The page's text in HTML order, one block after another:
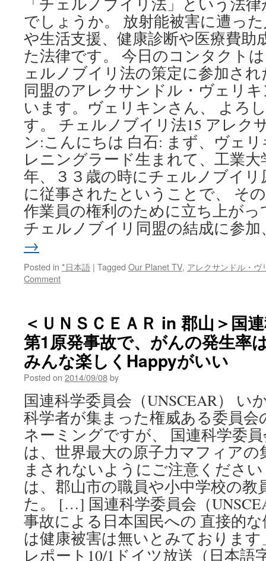
でしょうか。 放射能被害に遭っ
や生活支援、健康診断や医療費助
た法律です。 今日のコンタクト
ェルノブイリ法の策定に参加さ
同盟のアレクサンドル・ヴェリ
います。ヴェリキンさん、 よろ
す。 チェルノブイリ法15 アレク
ン:こんにちは 白石: まず、ヴェ
レニングラード生まれて、工業大
年、３３歳の時にチェルノブイリ
に従事されたということで、 そ
作業員の権利のために立ち上がっ
チェルノブ­イリ同盟の結成に参
→
Posted in *日本語 | Tagged Our Planet TV, アレクサンドル・ヴ
Comment
＜ＵＮＳＣＥＡＲ in 郡山＞国
第1原発事故で、がんの発生率
みんな楽しくHappyがいい
Posted on 2014/09/08by
国連科学委員会（UNSCEAR） い
科学者が集まった権威ある委員
ネーミングですが、 国連科学委員
は、世界最大の原子力マフィア
まされないようにご注意くださ
は、郡山市の職員や小中学校の
た。 […] 国連科学委員会（
事故による日本国民への 直接的
は健康被害は無いとみております
レポート10/1ドイツ放送（日本語